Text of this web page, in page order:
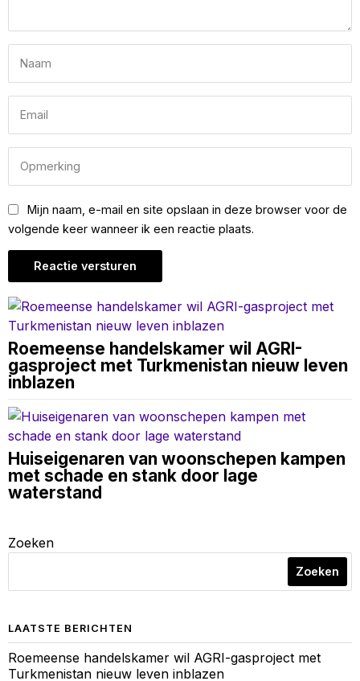
Mijn naam, e-mail en site opslaan in deze browser voor de
volgende keer wanneer ik een reactie plaats.
Roemeense handelskamer wil AGRI-
gasproject met Turkmenistan nieuw leven
inblazen
Huiseigenaren van woonschepen kampen
met schade en stank door lage
waterstand
Zoeken
Zoeken
LAATSTE BERICHTEN
Roemeense handelskamer wil AGRI-gasproject met
Turkmenistan nieuw leven inblazen